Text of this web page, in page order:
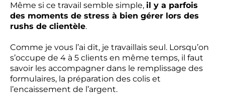
Même si ce travail semble simple, il y a parfois
des moments de stress à bien gérer lors des
rushs de clientèle.
Comme je vous l’ai dit, je travaillais seul. Lorsqu’on
s’occupe de 4 à 5 clients en même temps, il faut
savoir les accompagner dans le remplissage des
formulaires, la préparation des colis et
l’encaissement de l’argent.